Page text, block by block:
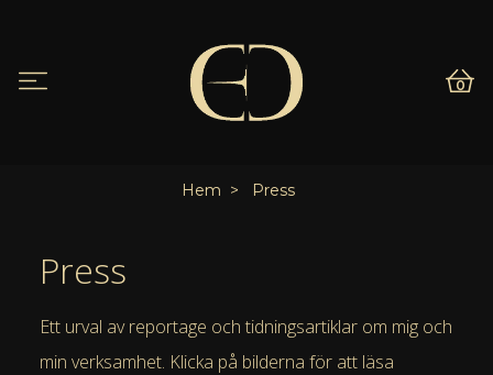
0
Hem Press
Press
Ett urval av reportage och tidningsartiklar om mig och
min verksamhet. Klicka på bilderna för att läsa